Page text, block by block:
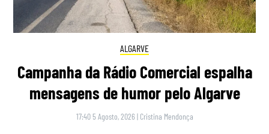
ALGARVE
Campanha da Rádio Comercial espalha
mensagens de humor pelo Algarve
17:40 5 Agosto, 2026 | Cristina Mendonça